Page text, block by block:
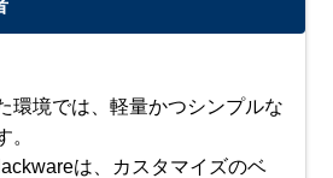
環境では、軽量かつシンプルな
。
は、カスタマイズのベ